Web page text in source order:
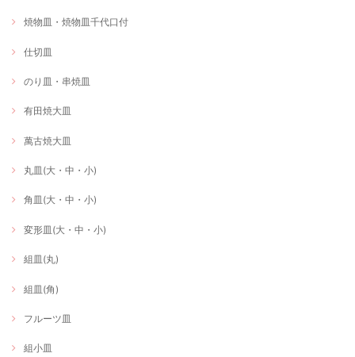
焼物皿・焼物皿千代口付
仕切皿
のり皿・串焼皿
有田焼大皿
萬古焼大皿
丸皿(大・中・小)
角皿(大・中・小)
変形皿(大・中・小)
組皿(丸)
組皿(角)
フルーツ皿
組小皿